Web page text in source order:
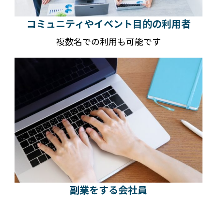
コミュニティやイベント目的の利用者
複数名での利用も可能です
副業をする会社員